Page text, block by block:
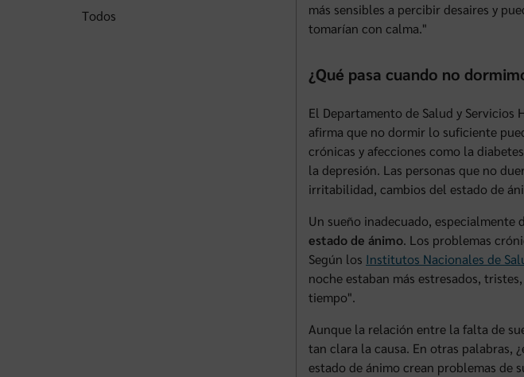
Todos
más sensibles a percibir desaires y
tomarían con calma."
¿Qué pasa cuando no
El Departamento de Salud y Servicios
afirma que no dormir lo suficiente
crónicas y afecciones como la
la depresión. Las personas que no
irritabilidad, cambios del estado de
Un sueño inadecuado,
estado de ánimo. Los problemas
Según los Institutos Nacionales de
noche estaban más estresados,
tiempo".
Aunque la relación entre la falta de
tan clara la causa. En otras palabras,
estado de ánimo crean problemas de